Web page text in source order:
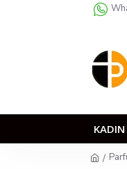
KADIN